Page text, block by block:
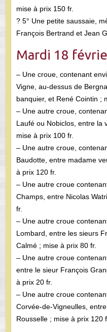
mise à prix 150 fr.
? 5° Une petite saussaie,
François Bertrand et Jean
Mardi 18
– Une croue, contenant
Vigne, au-dessus de
banquier, et René Cointin ;
– Une autre croue,
Laufé ou Nobiclos, entre la
mise à prix 100 fr.
– Une autre croue,
Baudotte, entre madame
à prix 120 fr.
– Une autre croue
Champs, entre Nicolas
fr.
– Une autre croue
Lombard, entre les sieurs
Calmé ; mise à prix 80 fr.
– Une autre croue
entre le sieur François
à prix 20 fr.
– Une autre croue
Corvée-de-Vigneulles,
Rousselle ; mise à prix 120